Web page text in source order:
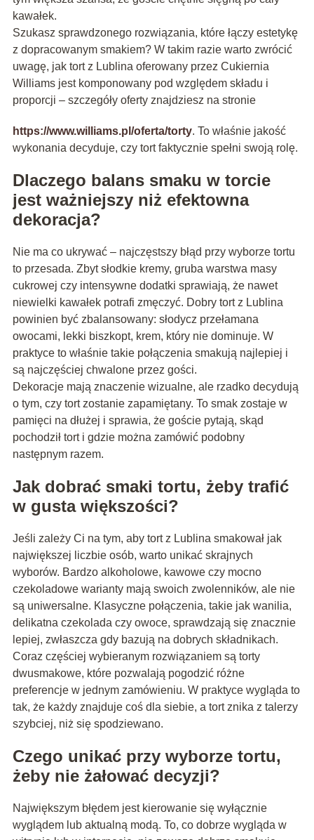
kawałek.
Szukasz sprawdzonego rozwiązania, które łączy estetykę
z dopracowanym smakiem? W takim razie warto zwrócić
uwagę, jak tort z Lublina oferowany przez Cukiernia
Williams jest komponowany pod względem składu i
proporcji – szczegóły oferty znajdziesz na stronie
https://www.williams.pl/oferta/torty. To właśnie jakość
wykonania decyduje, czy tort faktycznie spełni swoją rolę.
Dlaczego balans smaku w torcie
jest ważniejszy niż efektowna
dekoracja?
Nie ma co ukrywać – najczęstszy błąd przy wyborze tortu
to przesada. Zbyt słodkie kremy, gruba warstwa masy
cukrowej czy intensywne dodatki sprawiają, że nawet
niewielki kawałek potrafi zmęczyć. Dobry tort z Lublina
powinien być zbalansowany: słodycz przełamana
owocami, lekki biszkopt, krem, który nie dominuje. W
praktyce to właśnie takie połączenia smakują najlepiej i
są najczęściej chwalone przez gości.
Dekoracje mają znaczenie wizualne, ale rzadko decydują
o tym, czy tort zostanie zapamiętany. To smak zostaje w
pamięci na dłużej i sprawia, że goście pytają, skąd
pochodził tort i gdzie można zamówić podobny
następnym razem.
Jak dobrać smaki tortu, żeby trafić
w gusta większości?
Jeśli zależy Ci na tym, aby tort z Lublina smakował jak
największej liczbie osób, warto unikać skrajnych
wyborów. Bardzo alkoholowe, kawowe czy mocno
czekoladowe warianty mają swoich zwolenników, ale nie
są uniwersalne. Klasyczne połączenia, takie jak wanilia,
delikatna czekolada czy owoce, sprawdzają się znacznie
lepiej, zwłaszcza gdy bazują na dobrych składnikach.
Coraz częściej wybieranym rozwiązaniem są torty
dwusmakowe, które pozwalają pogodzić różne
preferencje w jednym zamówieniu. W praktyce wygląda to
tak, że każdy znajduje coś dla siebie, a tort znika z talerzy
szybciej, niż się spodziewano.
Czego unikać przy wyborze tortu,
żeby nie żałować decyzji?
Największym błędem jest kierowanie się wyłącznie
wyglądem lub aktualną modą. To, co dobrze wygląda w